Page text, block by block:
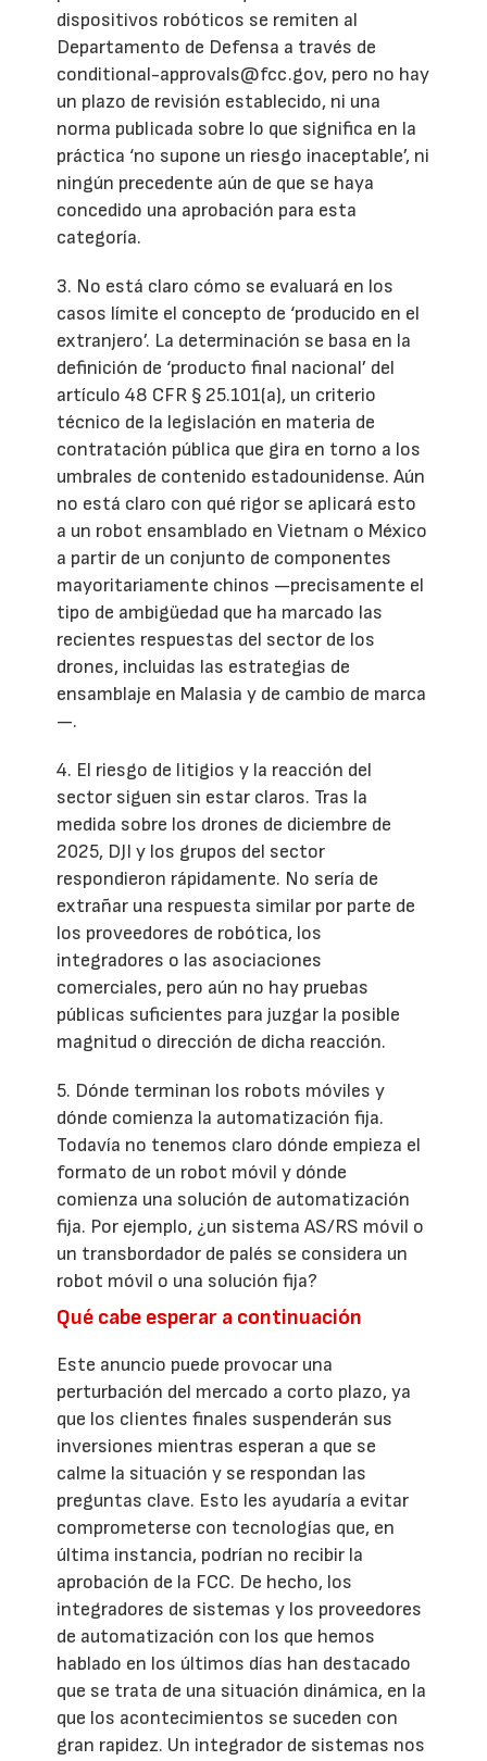
dispositivos robóticos se remiten al
Departamento de Defensa a través de
conditional-approvals@fcc.gov, pero no hay
un plazo de revisión establecido, ni una
norma publicada sobre lo que significa en la
práctica ‘no supone un riesgo inaceptable’, ni
ningún precedente aún de que se haya
concedido una aprobación para esta
categoría.
3. No está claro cómo se evaluará en los
casos límite el concepto de ‘producido en el
extranjero’. La determinación se basa en la
definición de ‘producto final nacional’ del
artículo 48 CFR § 25.101(a), un criterio
técnico de la legislación en materia de
contratación pública que gira en torno a los
umbrales de contenido estadounidense. Aún
no está claro con qué rigor se aplicará esto
a un robot ensamblado en Vietnam o México
a partir de un conjunto de componentes
mayoritariamente chinos —precisamente el
tipo de ambigüedad que ha marcado las
recientes respuestas del sector de los
drones, incluidas las estrategias de
ensamblaje en Malasia y de cambio de marca
—.
4. El riesgo de litigios y la reacción del
sector siguen sin estar claros. Tras la
medida sobre los drones de diciembre de
2025, DJI y los grupos del sector
respondieron rápidamente. No sería de
extrañar una respuesta similar por parte de
los proveedores de robótica, los
integradores o las asociaciones
comerciales, pero aún no hay pruebas
públicas suficientes para juzgar la posible
magnitud o dirección de dicha reacción.
5. Dónde terminan los robots móviles y
dónde comienza la automatización fija.
Todavía no tenemos claro dónde empieza el
formato de un robot móvil y dónde
comienza una solución de automatización
fija. Por ejemplo, ¿un sistema AS/RS móvil o
un transbordador de palés se considera un
robot móvil o una solución fija?
Qué cabe esperar a continuación
Este anuncio puede provocar una
perturbación del mercado a corto plazo, ya
que los clientes finales suspenderán sus
inversiones mientras esperan a que se
calme la situación y se respondan las
preguntas clave. Esto les ayudaría a evitar
comprometerse con tecnologías que, en
última instancia, podrían no recibir la
aprobación de la FCC. De hecho, los
integradores de sistemas y los proveedores
de automatización con los que hemos
hablado en los últimos días han destacado
que se trata de una situación dinámica, en la
que los acontecimientos se suceden con
gran rapidez. Un integrador de sistemas nos